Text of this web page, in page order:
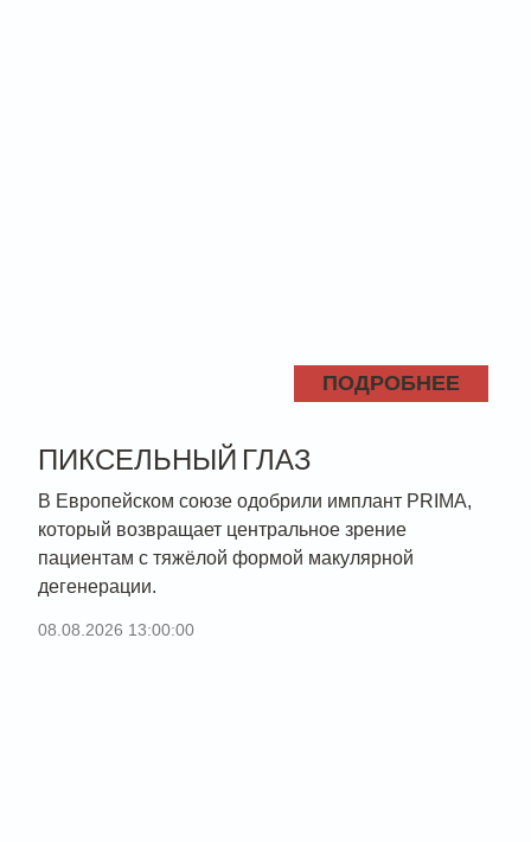
ПОДРОБНЕЕ
ПИКСЕЛЬНЫЙ ГЛАЗ
В Европейском союзе одобрили имплант PRIMA,
который возвращает центральное зрение
пациентам с тяжёлой формой макулярной
дегенерации.
08.08.2026 13:00:00